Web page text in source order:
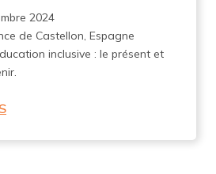
2024
de Castellon, Espagne
inclusive : le présent et